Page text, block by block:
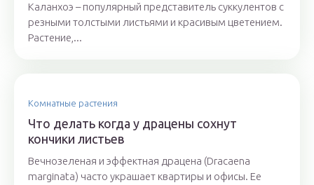
Каланхоэ – популярный представитель суккулентов с
резными толстыми листьями и красивым цветением.
Растение,...
Комнатные растения
Что делать когда у драцены сохнут
кончики листьев
Вечнозеленая и эффектная драцена (Dracaena
marginata) часто украшает квартиры и офисы. Ее